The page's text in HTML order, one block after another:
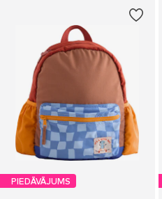
PIEDĀVĀJUMS